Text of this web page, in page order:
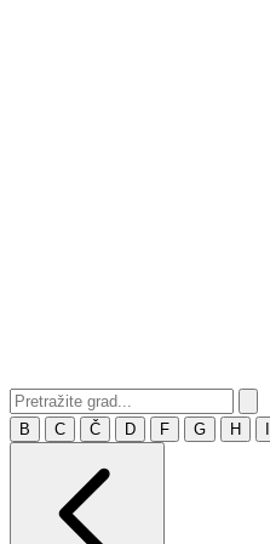
B C Č D F G H